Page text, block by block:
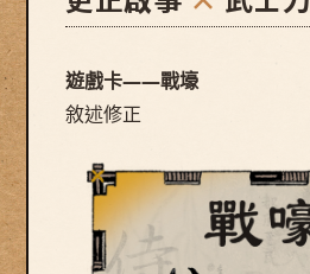
遊戲卡——戰壕
敘述修正